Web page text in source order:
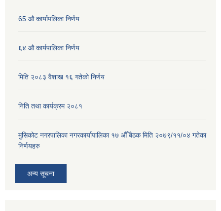
65 औ कार्यापलिका निर्णय
६४ औ कार्यपालिका निर्णय
मिति २०८३ वैशाख १६ गतेको निर्णय
निति तथा कार्यक्रम २०८१
मुसिकोट नगरपालिका नगरकार्यापालिका १७ औँ बैठक मिति २०७९/११/०४ गतेका
निर्णयहरु
अन्य सूचना